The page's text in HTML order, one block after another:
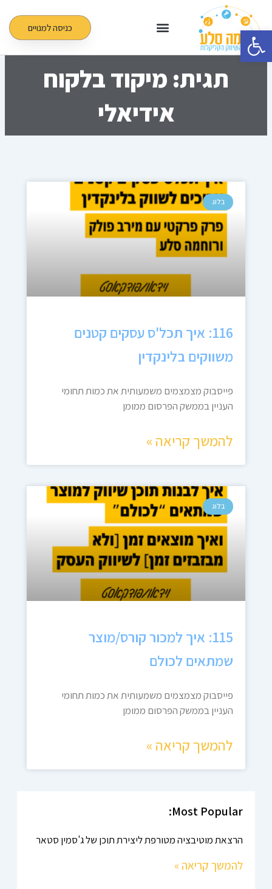
פתח סרגל נגישות
לתוכן
כניסה למנויים
תגית: מיקוד בלקוח
אידיאלי
בלוג
116: איך תכל'ס עסקים קטנים
משווקים בלינקדין
פייסבוק מצמצמים משמעותית את כמות תחומי
העניין בממשק הפרסום ממומן
להמשך קריאה »
בלוג
115: איך למכור קורס/מוצר
שמתאים לכולם
פייסבוק מצמצמים משמעותית את כמות תחומי
העניין בממשק הפרסום ממומן
להמשך קריאה »
Most Popular:
הרצאת מוטיבציה מטורפת ליצירת תוכן של ג'סמין סטאר
להמשך קריאה »